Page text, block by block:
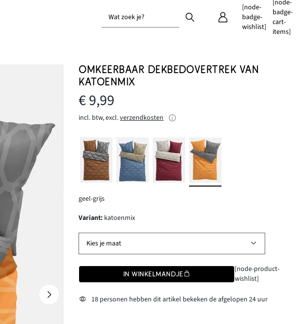
Wat zoek je?
[node-
badge-
wishlist]
[node-
badge-
cart-
items]
OMKEERBAAR DEKBEDOVERTREK VAN
KATOENMIX
€ 9,99
incl. btw, excl.verzendkosten
geel-grijs
Variant: katoenmix
Kies je maat
IN WINKELMANDJE
[node-product-
wishlist]
18 personen hebben dit artikel bekeken de afgelopen 24 uur